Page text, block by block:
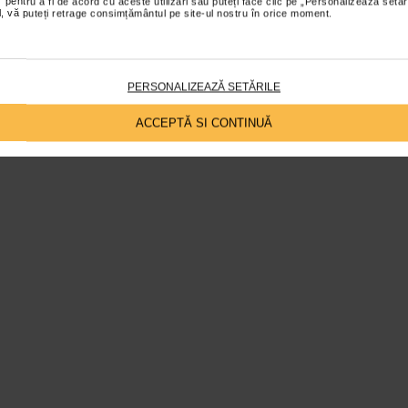
vă puteți retrage consimțământul pe site-ul nostru în orice moment.
PERSONALIZEAZĂ SETĂRILE
ACCEPTĂ SI CONTINUĂ
totul pregatit.